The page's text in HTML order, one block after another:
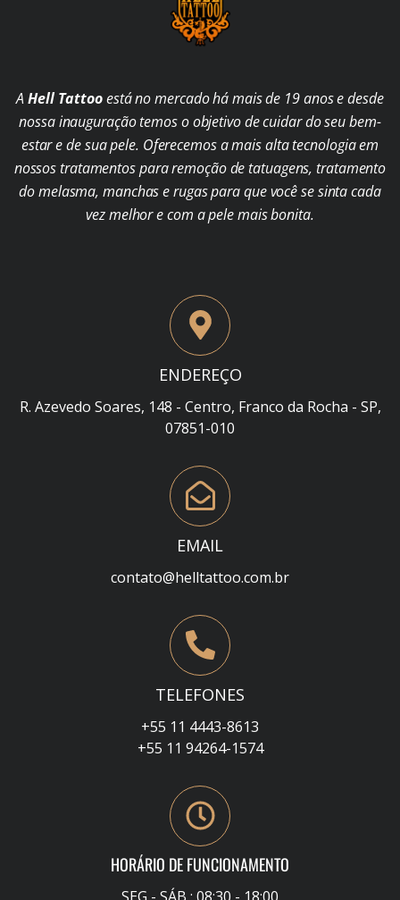
AHell Tattooestá no mercado há mais de 19 anos e desde
nossa inauguração temos o objetivo de cuidar do seu bem-
estar e de sua pele. Oferecemos a mais alta tecnologia em
nossos tratamentos para remoção de tatuagens, tratamento
do melasma, manchas e rugas para que você se sinta cada
vez melhor e com a pele mais bonita.
ENDEREÇO
R. Azevedo Soares, 148 - Centro, Franco da Rocha - SP,
07851-010
EMAIL
contato@helltattoo.com.br
TELEFONES
+55 11 4443-8613
+55 11 94264-1574
HORÁRIO DE FUNCIONAMENTO